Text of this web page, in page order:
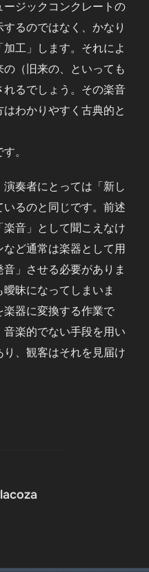
ジックコンクレートの
るのではなく、かなり
工」します。それによ
（旧来の、といっても
れるでしょう。その楽音
わかりやすく古典的と
。
奏者にとっては「新し
るのと同じです。前述
音」として聞こえなけ
ど通常は楽器として用
」させる必要がありま
昧になってしまいま
器に変換する作業で
楽的でない手段を用い
、観客はそれを見届け